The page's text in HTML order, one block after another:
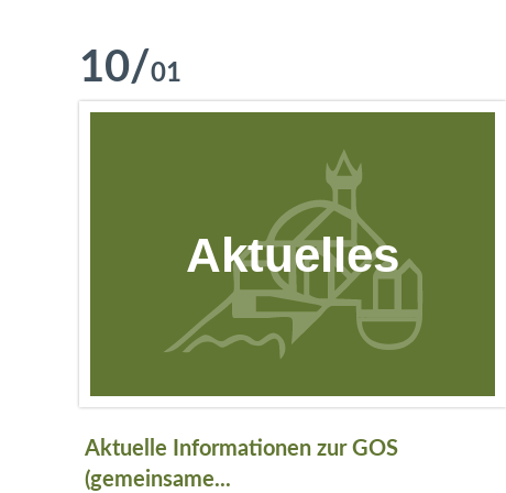
10/01
Aktuelles
Aktuelle Informationen zur GOS
(gemeinsame...